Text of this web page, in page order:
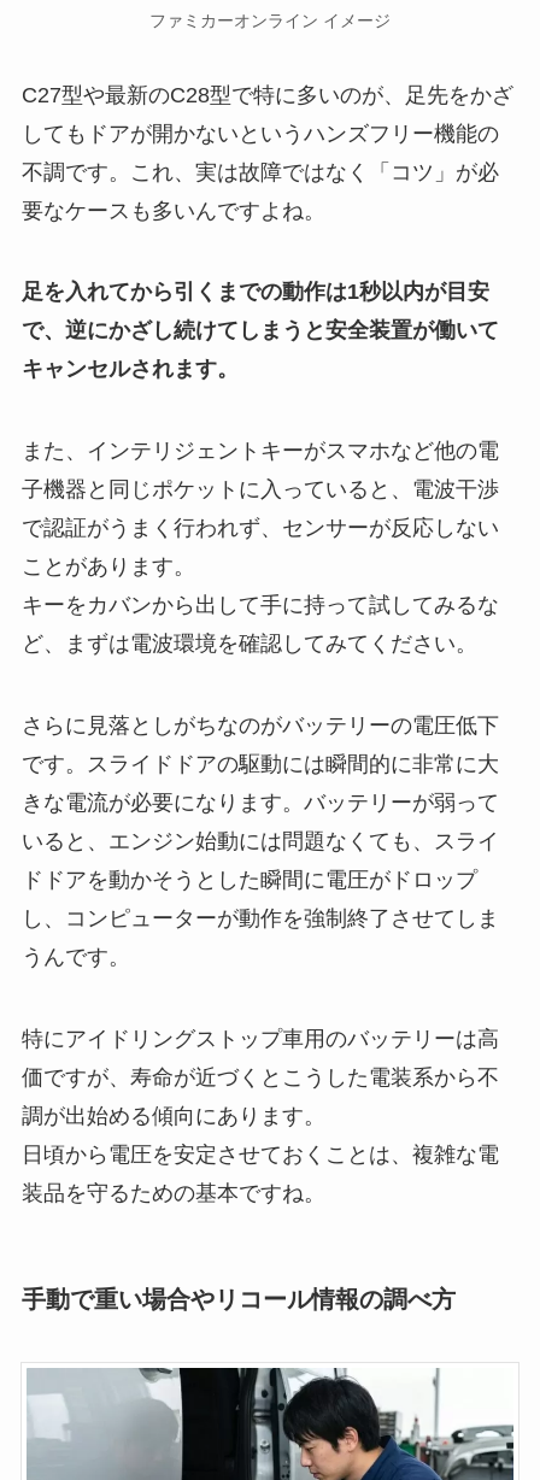
ファミカーオンライン イメージ
C27型や最新のC28型で特に多いのが、足先をかざ
してもドアが開かないというハンズフリー機能の
不調です。これ、実は故障ではなく「コツ」が必
要なケースも多いんですよね。
足を入れてから引くまでの動作は1秒以内が目安
で、逆にかざし続けてしまうと安全装置が働いて
キャンセルされます。
また、インテリジェントキーがスマホなど他の電
子機器と同じポケットに入っていると、電波干渉
で認証がうまく行われず、センサーが反応しない
ことがあります。
キーをカバンから出して手に持って試してみるな
ど、まずは電波環境を確認してみてください。
さらに見落としがちなのがバッテリーの電圧低下
です。スライドドアの駆動には瞬間的に非常に大
きな電流が必要になります。バッテリーが弱って
いると、エンジン始動には問題なくても、スライ
ドドアを動かそうとした瞬間に電圧がドロップ
し、コンピューターが動作を強制終了させてしま
うんです。
特にアイドリングストップ車用のバッテリーは高
価ですが、寿命が近づくとこうした電装系から不
調が出始める傾向にあります。
日頃から電圧を安定させておくことは、複雑な電
装品を守るための基本ですね。
手動で重い場合やリコール情報の調べ方